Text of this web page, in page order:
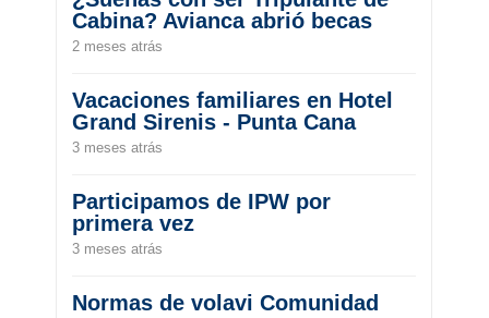
Cabina? Avianca abrió becas
2 meses atrás
Vacaciones familiares en Hotel
Grand Sirenis - Punta Cana
3 meses atrás
Participamos de IPW por
primera vez
3 meses atrás
Normas de volavi Comunidad